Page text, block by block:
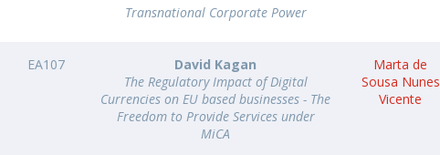
Transnational Corporate Power
EA107
David Kagan
The Regulatory Impact of Digital
Currencies on EU based businesses - The
Freedom to Provide Services under
MiCA
Marta de
Sousa Nunes
Vicente